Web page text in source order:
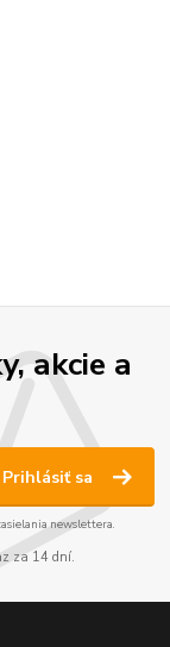
akcie a
Prihlásiť sa
newslettera.
za 14 dní.